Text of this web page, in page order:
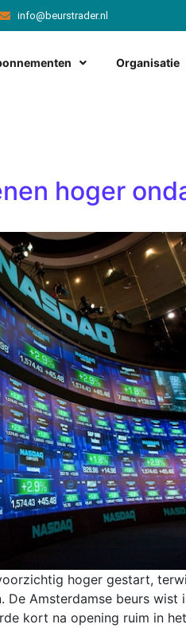
info@beurstrader.nl
Organisatie
hoger
hoger gestart,
Amsterdamse beurs
kort na opening ruim in